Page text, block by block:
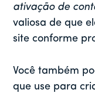
ativação de
valiosa de que
site conforme
Você também
que use para